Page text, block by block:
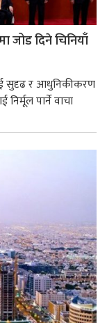
जोड दिने चिनियाँ
सुदृढ र आधुनिकीकरण
निर्मूल पार्ने वाचा